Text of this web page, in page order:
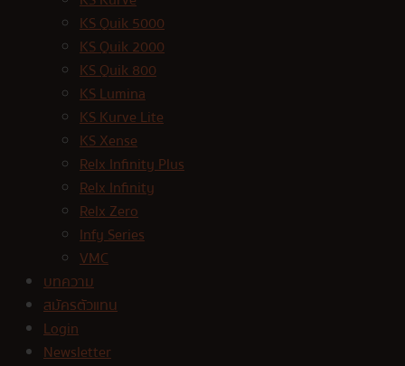
KS Quik 5000
KS Quik 2000
KS Quik 800
KS Lumina
KS Kurve Lite
KS Xense
Relx Infinity Plus
Relx Infinity
Relx Zero
Infy Series
VMC
บทความ
สมัครตัวแทน
Login
Newsletter